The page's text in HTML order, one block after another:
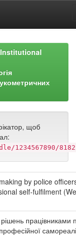
щоб
1234567890/8182
by police
self-fulfilment
працівниками